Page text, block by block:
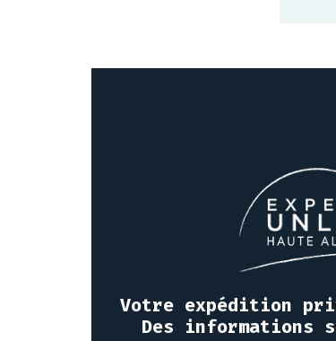
Votre expédition
Des informations